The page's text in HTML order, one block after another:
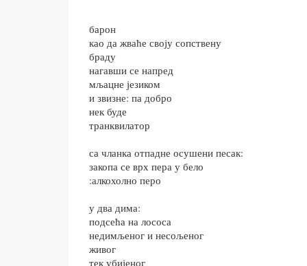
барон
као да жваће своју сопствену
браду
нагавши се напред
мљацне језиком
и звизне: па добро
нек буде
транквилатор
са чланка отпадне осушени песак:
закопа се врх пера у бело
:алкохолно перо
у два дима:
подсећа на лососа
недимљеног и несољеног
живог
тек убијеног